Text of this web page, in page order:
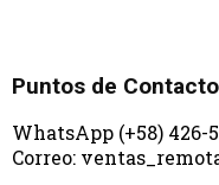
Puntos de
WhatsApp (+58) 426-
Correo: